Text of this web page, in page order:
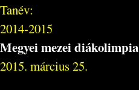
Tanév:
2014-2015
Megyei mezei diákolimpia
2015. március 25.